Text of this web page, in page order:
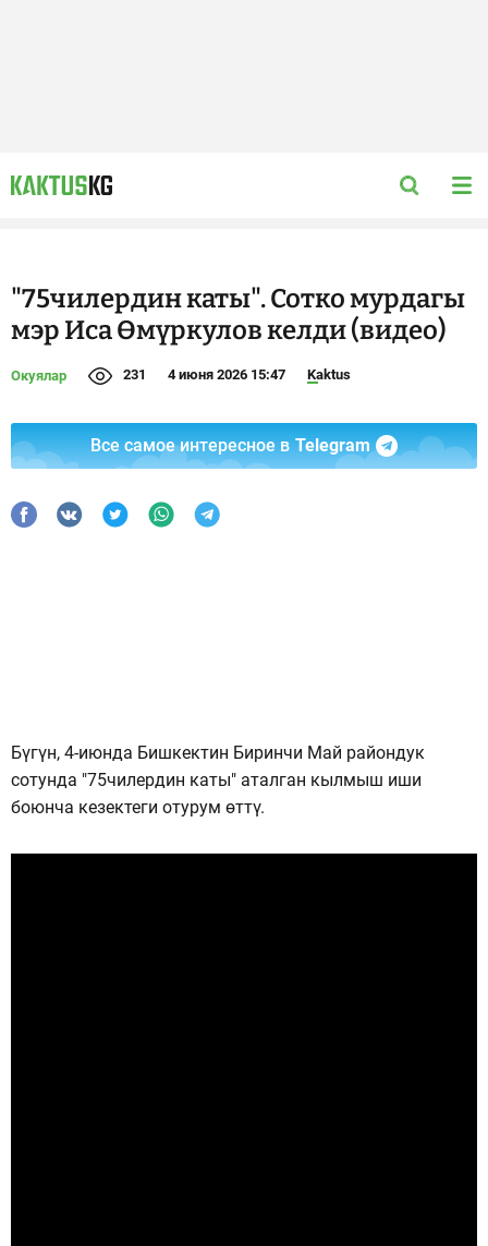
"75чилердин каты". Сотко мурдагы
мэр Иса Өмүркулов келди (видео)
Окуялар 231 4 июня 2026 15:47 Kaktus
Все самое интересное в Telegram
Бүгүн, 4-июнда Бишкектин Биринчи Май райондук
сотунда "75чилердин каты" аталган кылмыш иши
боюнча кезектеги отурум өттү.